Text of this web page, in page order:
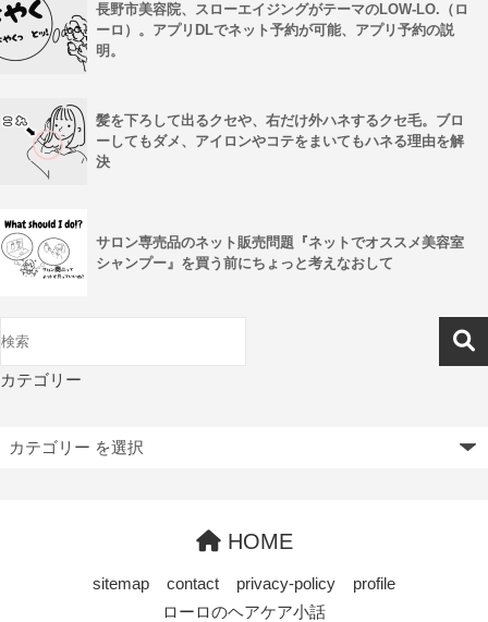
長野市美容院、スローエイジングがテーマのLOW-LO.（ロ
ーロ）。アプリDLでネット予約が可能、アプリ予約の説
明。
髪を下ろして出るクセや、右だけ外ハネするクセ毛。ブロ
ーしてもダメ、アイロンやコテをまいてもハネる理由を解
決
サロン専売品のネット販売問題『ネットでオススメ美容室
シャンプー』を買う前にちょっと考えなおして
カテゴリー
HOME
sitemap contact privacy-policy
profile
ローロのヘアケア小話